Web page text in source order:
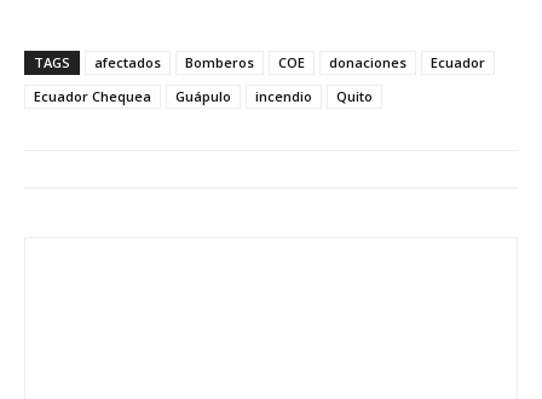
TAGS afectados Bomberos COE donaciones
Ecuador
Ecuador Chequea
Guápulo incendio Quito